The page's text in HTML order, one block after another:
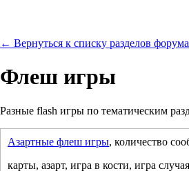
← Вернуться к списку разделов форума
Флеш игры
Разные flash игры по тематическим
Азартные флеш игры, количество
карты, азарт, игра в кости, игра случая